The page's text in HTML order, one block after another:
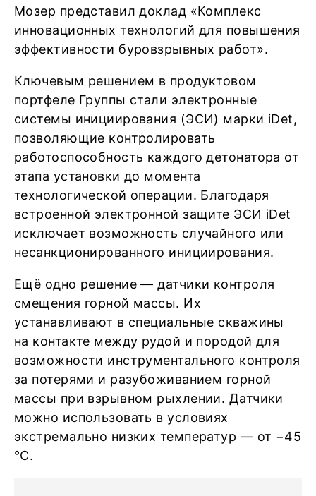
Мозер представил доклад «Комплекс
инновационных технологий для повышения
эффективности буровзрывных работ».
Ключевым решением в продуктовом
портфеле Группы стали электронные
системы инициирования (ЭСИ) марки iDet,
позволяющие контролировать
работоспособность каждого детонатора от
этапа установки до момента
технологической операции. Благодаря
встроенной электронной защите ЭСИ iDet
исключает возможность случайного или
несанкционированного инициирования.
Ещё одно решение — датчики контроля
смещения горной массы. Их
устанавливают в специальные скважины
на контакте между рудой и породой для
возможности инструментального контроля
за потерями и разубоживанием горной
массы при взрывном рыхлении. Датчики
можно использовать в условиях
экстремально низких температур — от −45
°C.